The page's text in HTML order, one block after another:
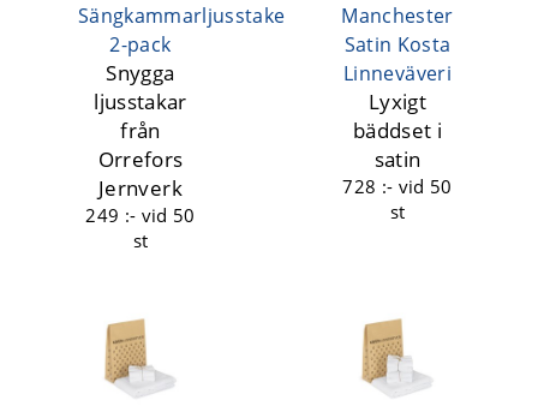
Sängkammarljusstake
2-pack
Snygga
ljusstakar
från
Orrefors
Jernverk
249 :- vid 50
st
Manchester
Satin Kosta
Linneväveri
Lyxigt
bäddset i
satin
728 :- vid 50
st